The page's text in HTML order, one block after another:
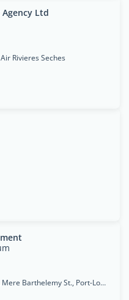
Ltd
Rivieres Seches
Appavoo Business Centre 29 bis, Mere Barthelemy St., Port-Louis